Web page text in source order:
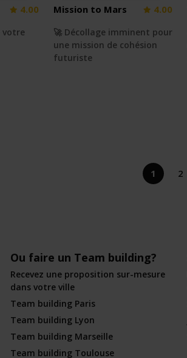
4.00
votre
Mission to Mars 4.00
🚀 Décollage imminent pour
une mission de cohésion
futuriste
1 2
Ou faire un Team building?
Recevez une proposition sur-mesure
dans votre ville
Team building Paris
Team building Lyon
Team building Marseille
Team building Toulouse